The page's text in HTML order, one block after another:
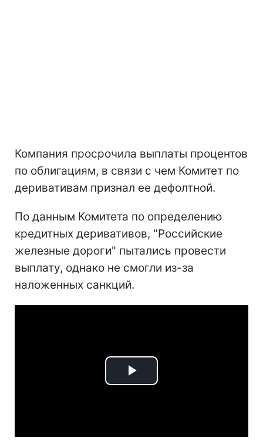
Компания просрочила выплаты процентов
по облигациям, в связи с чем Комитет по
деривативам признал ее дефолтной.
По данным Комитета по определению
кредитных деривативов, "Российские
железные дороги" пытались провести
выплату, однако не смогли из-за
наложенных санкций.
Play